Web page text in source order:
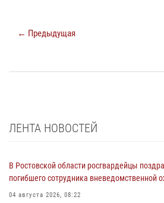
← Предыдущая
ЛЕНТА НОВОСТЕЙ
В Ростовской области росгвардейцы
погибшего сотрудника вневедомственной
04 августа 2026, 08:22